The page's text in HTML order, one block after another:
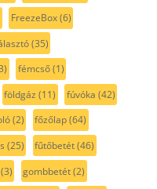
FreezeBox(6)
(35)
fémcső(1)
földgáz (11) fúvóka (42)
(2) főzőlap(64)
(25) fűtőbetét(46)
gombbetét(2)